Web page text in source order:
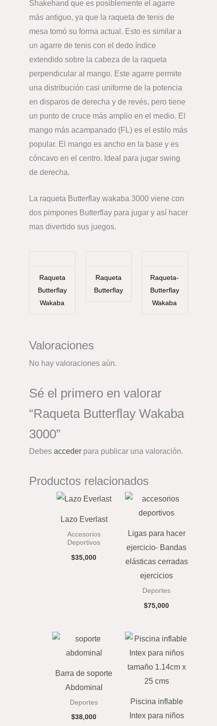
Shakehand que es posiblemente el agarre
más antiguo, ya que la raqueta de tenis de
mesa tomó su forma actual. Esto es similar a
un agarre de tenis con el dedo índice
extendido sobre la cabeza de la raqueta
perpendicular al mango. Este agarre permite
una distribución casi uniforme de la potencia
en disparos de derecha y de revés, pero tiene
un punto de cruce más amplio en el medio. El
mango más acampanado (FL) es el estilo más
popular. El mango es ancho en la base y es
cóncavo en el centro. Ideal para jugar swing
de derecha.
La raqueta Butterflay wakaba 3000 viene con
dos pimpones Butterflay para jugar y así hacer
mas divertido sus juegos.
Raqueta
Butterflay
Wakaba
Raqueta
Butterflay
Raqueta-
Butterflay
Wakaba
Valoraciones
No hay valoraciones aún.
Sé el primero en valorar
“Raqueta Butterflay Wakaba
3000”
Debes acceder para publicar una valoración.
Productos relacionados
Lazo Everlast
Accesorios
Deportivos
$35,000
Ligas para hacer
ejercicio- Bandas
elásticas cerradas
ejercicios
Deportes
$75,000
Barra de soporte
Abdominal
Deportes
$38,000
Piscina inflable
Intex para niños